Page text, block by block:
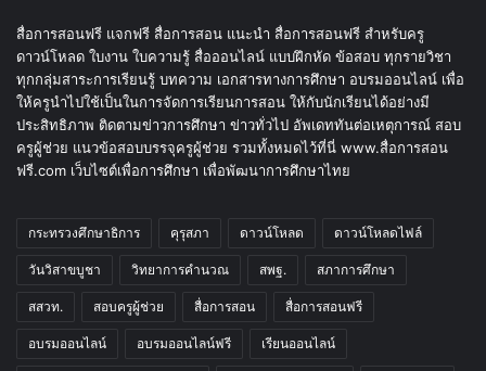
สื่อการสอนฟรี แจกฟรี สื่อการสอน แนะนำ สื่อการสอนฟรี สำหรับครู
ดาวน์โหลด ใบงาน ใบความรู้ สื่อออนไลน์ แบบฝึกหัด ข้อสอบ ทุกรายวิชา
ทุกกลุ่มสาระการเรียนรู้ บทความ เอกสารทางการศึกษา อบรมออนไลน์ เพื่อ
ให้ครูนำไปใช้เป็นในการจัดการเรียนการสอน ให้กับนักเรียนได้อย่างมี
ประสิทธิภาพ ติดตามข่าวการศึกษา ข่าวทั่วไป อัพเดททันต่อเหตุการณ์ สอบ
ครูผู้ช่วย แนวข้อสอบบรรจุครูผู้ช่วย รวมทั้งหมดไว้ที่นี่ www.สื่อการสอน
ฟรี.com เว็บไซต์เพื่อการศึกษา เพื่อพัฒนาการศึกษาไทย
กระทรวงศึกษาธิการ คุรุสภา ดาวน์โหลด ดาวน์โหลดไฟล์
วันวิสาขบูชา วิทยาการคำนวณ สพฐ. สภาการศึกษา
สสวท. สอบครูผู้ช่วย สื่อการสอน สื่อการสอนฟรี
อบรมออนไลน์ อบรมออนไลน์ฟรี เรียนออนไลน์